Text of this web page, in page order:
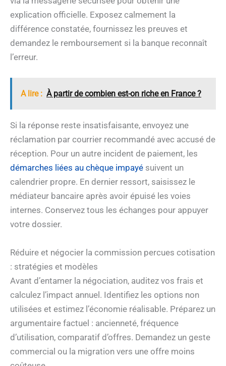
explication officielle. Exposez calmement la
différence constatée, fournissez les preuves et
demandez le remboursement si la banque reconnaît
l’erreur.
A lire : À partir de combien est-on riche en France ?
Si la réponse reste insatisfaisante, envoyez une
réclamation par courrier recommandé avec accusé de
réception. Pour un autre incident de paiement, les
démarches liées au chèque impayé suivent un
calendrier propre. En dernier ressort, saisissez le
médiateur bancaire après avoir épuisé les voies
internes. Conservez tous les échanges pour appuyer
votre dossier.
Réduire et négocier la commission percues cotisation
: stratégies et modèles
Avant d’entamer la négociation, auditez vos frais et
calculez l’impact annuel. Identifiez les options non
utilisées et estimez l’économie réalisable. Préparez un
argumentaire factuel : ancienneté, fréquence
d’utilisation, comparatif d’offres. Demandez un geste
commercial ou la migration vers une offre moins